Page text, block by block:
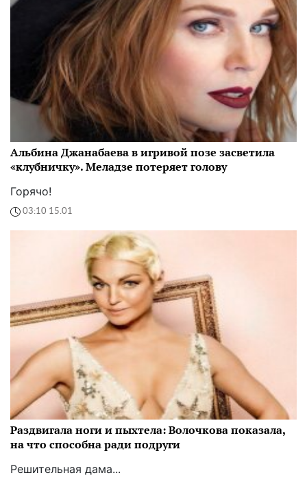
Альбина Джанабаева в игривой позе засветила
«клубничку». Меладзе потеряет голову
Горячо!
03:10 15.01
Раздвигала ноги и пыхтела: Волочкова показала,
на что способна ради подруги
Решительная дама...